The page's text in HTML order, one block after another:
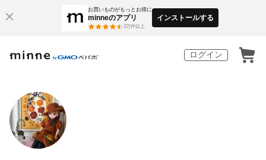
お買いものがもっとお得に
minneのアプリ
3万件以上
インストールする
ログイン